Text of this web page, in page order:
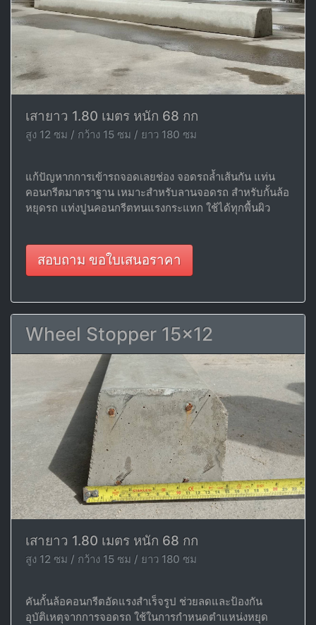
เสายาว 1.80 เมตร หนัก 68 กก
สูง 12 ซม / กว้าง 15 ซม / ยาว 180 ซม
แก้ปัญหากการเข้ารถจอดเลยช่อง จอดรถล้ำเส้นกัน แท่น
คอนกรีตมาตราฐาน เหมาะสำหรับลานจอดรถ สำหรับกั้นล้อ
หยุดรถ แท่งปูนคอนกรีตทนแรงกระแทก ใช้ได้ทุกพื้นผิว
สอบถาม ขอใบเสนอราคา
Wheel Stopper 15x12
เสายาว 1.80 เมตร หนัก 68 กก
สูง 12 ซม / กว้าง 15 ซม / ยาว 180 ซม
คันกั้นล้อคอนกรีตอัดแรงสำเร็จรูป ช่วยลดและป้องกัน
อุบัติเหตุจากการจอดรถ ใช้ในการกำหนดตำแหน่งหยุด